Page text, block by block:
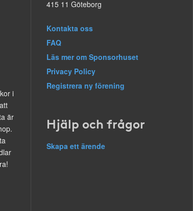
i
är
415 11 Göteborg
Kontakta oss
FAQ
Läs mer om Sponsorhuset
Privacy Policy
Registrera ny förening
Hjälp och frågor
Skapa ett ärende